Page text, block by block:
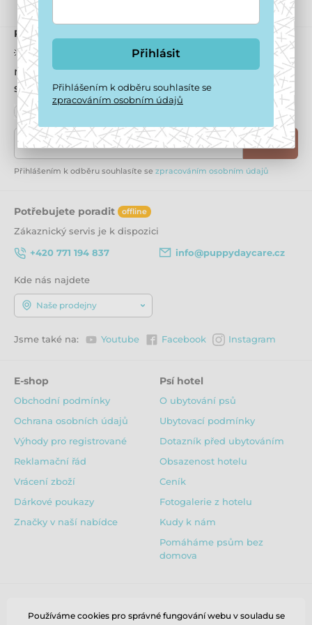
Přihlaste se k odběru newsletteru
💡 Nechcete se raději registrovat? Získáte 200 Kč
na první nákup, 10% slevu na každý nákup, a
samozřejmě i odběr newsletterů.
Zde napište váš e-mail Přihlásit
Přihlášením k odběru souhlasíte se zpracováním osobním údajů
Potřebujete poradit offline
Zákaznický servis je k dispozici
+420 771 194 837
info@puppydaycare.cz
Kde nás najdete
Naše prodejny
Jsme také na: Youtube Facebook Instagram
E-shop
Obchodní podmínky
Ochrana osobních údajů
Výhody pro registrované
Reklamační řád
Vrácení zboží
Dárkové poukazy
Značky v naší nabídce
Psí hotel
O ubytování psů
Ubytovací podmínky
Dotazník před ubytováním
Obsazenost hotelu
Ceník
Fotogalerie z hotelu
Kudy k nám
Pomáháme psům bez
domova
Používáme cookies pro správné fungování webu v souladu se
Přihlásit
Přihlášením k odběru souhlasíte se
zpracováním osobním údajů